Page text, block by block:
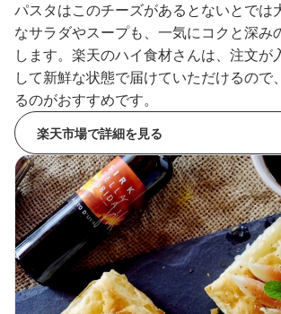
パスタはこのチーズがあるとないとでは
なサラダやスープも、一気にコクと深み
します。楽天のハイ食材さんは、注文が
して新鮮な状態で届けていただけるので
るのがおすすめです。
楽天市場で詳細を見る